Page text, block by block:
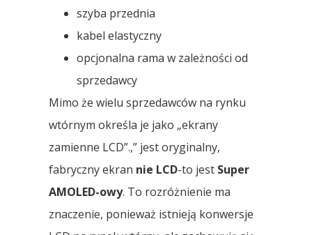
szyba przednia
kabel elastyczny
opcjonalna rama w zależności od
sprzedawcy
Mimo że wielu sprzedawców na rynku
wtórnym określa je jako „ekrany
zamienne LCD”.,” jest oryginalny,
fabryczny ekran nie LCD-to jest Super
AMOLED-owy. To rozróżnienie ma
znaczenie, ponieważ istnieją konwersje